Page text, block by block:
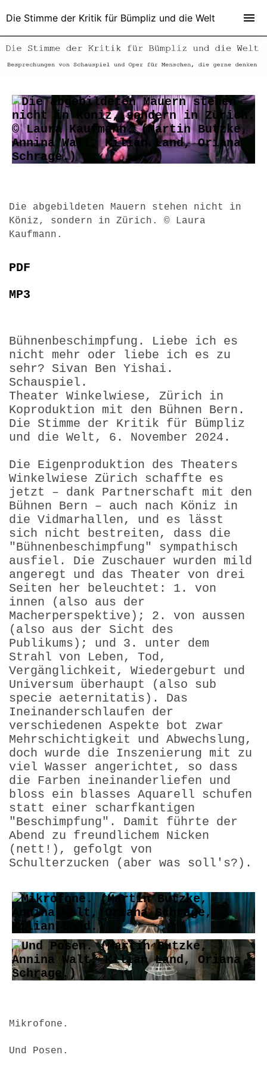
Die abgebildeten Mauern stehen nicht in
Köniz, sondern in Zürich. © Laura
Kaufmann.
PDF
MP3
Bühnenbeschimpfung. Liebe ich es
nicht mehr oder liebe ich es zu
sehr? Sivan Ben Yishai.
Schauspiel.
Theater Winkelwiese, Zürich in
Koproduktion mit den Bühnen Bern.
Die Stimme der Kritik für Bümpliz
und die Welt, 6. November 2024.
Die Eigenproduktion des Theaters
Winkelwiese Zürich schaffte es
jetzt – dank Partnerschaft mit den
Bühnen Bern – auch nach Köniz in
die Vidmarhallen, und es lässt
sich nicht bestreiten, dass die
"Bühnenbeschimpfung" sympathisch
ausfiel. Die Zuschauer wurden mild
angeregt und das Theater von drei
Seiten her beleuchtet: 1. von
innen (also aus der
Macherperspektive); 2. von aussen
(also aus der Sicht des
Publikums); und 3. unter dem
Strahl von Leben, Tod,
Vergänglichkeit, Wiedergeburt und
Universum überhaupt (also sub
specie aeternitatis). Das
Ineinanderschlaufen der
verschiedenen Aspekte bot zwar
Mehrschichtigkeit und Abwechslung,
doch wurde die Inszenierung mit zu
viel Wasser angerichtet, so dass
die Farben ineinanderliefen und
bloss ein blasses Aquarell schufen
statt einer scharfkantigen
"Beschimpfung". Damit führte der
Abend zu freundlichem Nicken
(nett!), gefolgt von
Schulterzucken (aber was soll's?).
Mikrofone.
Und Posen.
Die Stimme der Kritik für Bümpliz und die Welt